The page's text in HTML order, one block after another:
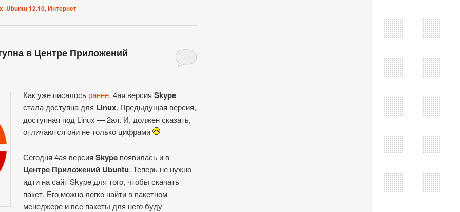
, Ubuntu 12.10, Интернет
в Центре Приложений
Как уже писалось ранее, 4ая версияSkype
стала доступна для Linux. Предыдущая версия,
доступная под Linux — 2ая. И, должен сказать,
отличаются они не только цифрами
Сегодня 4ая версияSkype появилась и в
Центре Приложений Ubuntu. Теперь не нужно
идти на сайт Skype для того, чтобы скачать
пакет. Его можно легко найти в пакетном
менеджере и все пакеты для него буду